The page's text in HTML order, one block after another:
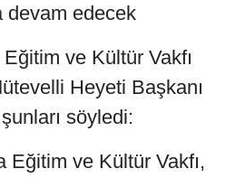
devam edecek
ve Kültür Vakfı
Heyeti Başkanı
söyledi:
Eğitim ve Kültür Vakfı,